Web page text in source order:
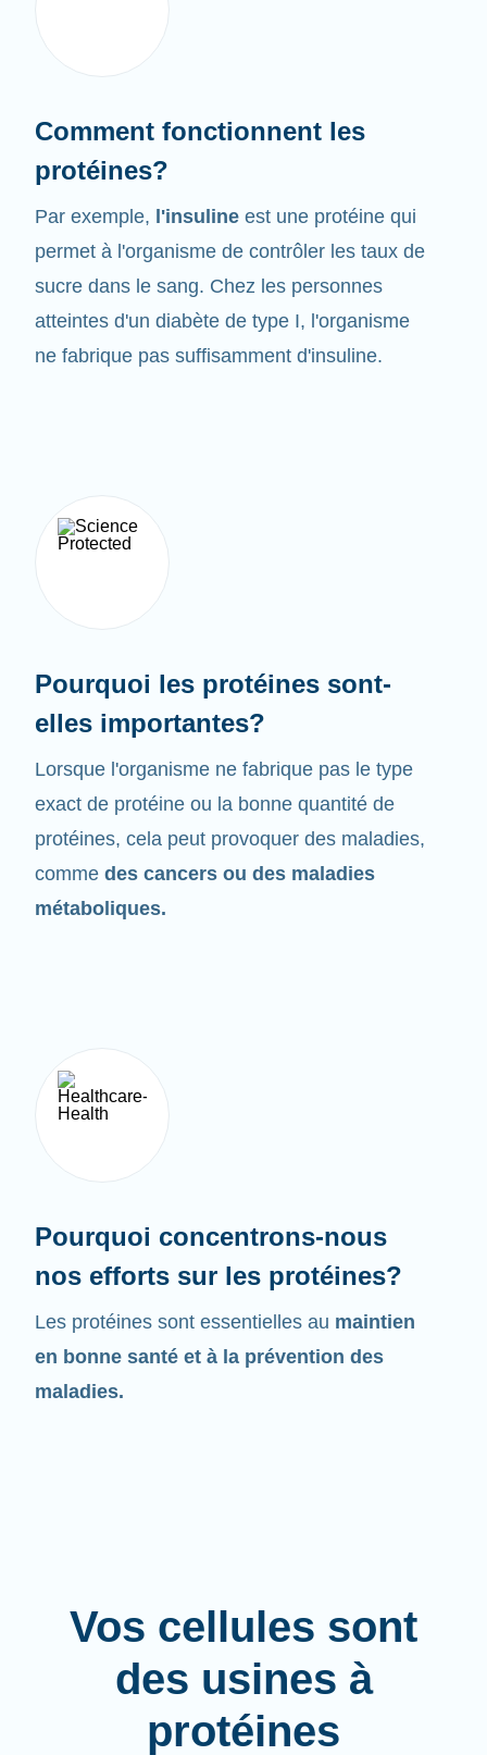
Comment fonctionnent les
protéines?
Par exemple, l'insuline est une protéine qui
permet à l'organisme de contrôler les taux de
sucre dans le sang. Chez les personnes
atteintes d'un diabète de type I, l'organisme
ne fabrique pas suffisamment d'insuline.
Pourquoi les protéines sont-
elles importantes?
Lorsque l'organisme ne fabrique pas le type
exact de protéine ou la bonne quantité de
protéines, cela peut provoquer des maladies,
comme des cancers ou des maladies
métaboliques.
Pourquoi concentrons-nous
nos efforts sur les protéines?
Les protéines sont essentielles au maintien
en bonne santé et à la prévention des
maladies.
Vos cellules sont
des usines à
protéines